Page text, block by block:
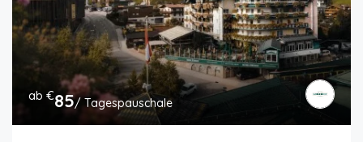
ab €85/ Tagespauschale